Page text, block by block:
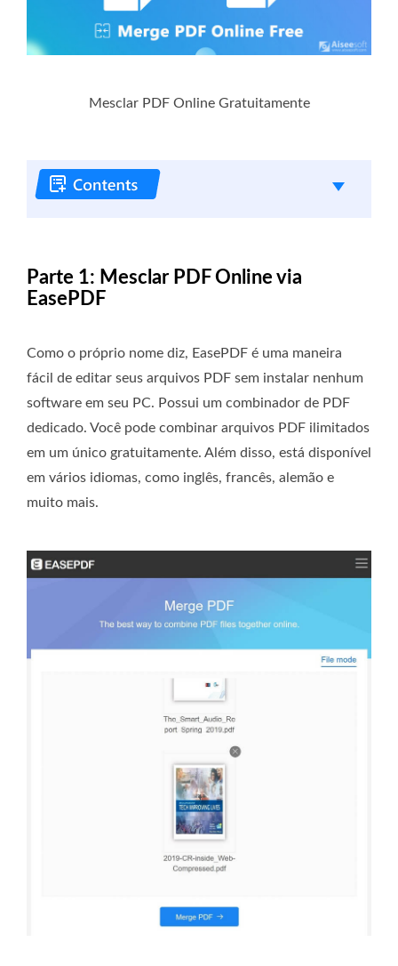
Mesclar PDF Online Gratuitamente
Parte 1: Mesclar PDF Online via
EasePDF
Como o próprio nome diz, EasePDF é uma maneira
fácil de editar seus arquivos PDF sem instalar nenhum
software em seu PC. Possui um combinador de PDF
dedicado. Você pode combinar arquivos PDF ilimitados
em um único gratuitamente. Além disso, está disponível
em vários idiomas, como inglês, francês, alemão e
muito mais.